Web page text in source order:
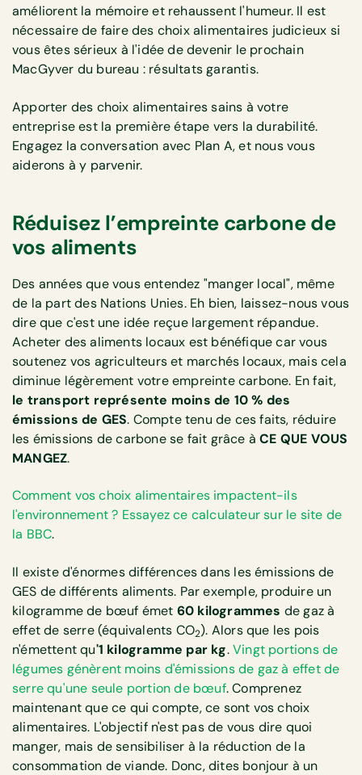
améliorent la mémoire et rehaussent l'humeur. Il est
nécessaire de faire des choix alimentaires judicieux si
vous êtes sérieux à l'idée de devenir le prochain
MacGyver du bureau : résultats garantis.
Apporter des choix alimentaires sains à votre
entreprise est la première étape vers la durabilité.
Engagez la conversation avec Plan A, et nous vous
aiderons à y parvenir.
Réduisez l’empreinte carbone de
vos aliments
Des années que vous entendez "manger local", même
de la part des Nations Unies. Eh bien, laissez-nous vous
dire que c'est une idée reçue largement répandue.
Acheter des aliments locaux est bénéfique car vous
soutenez vos agriculteurs et marchés locaux, mais cela
diminue légèrement votre empreinte carbone. En fait,
le transport représente moins de 10 % des
émissions de GES. Compte tenu de ces faits, réduire
les émissions de carbone se fait grâce àCE QUE VOUS
MANGEZ.
Comment vos choix alimentaires impactent-ils
l'environnement ? Essayez ce calculateur sur le site de
la BBC.
Il existe d'énormes différences dans les émissions de
GES de différents aliments. Par exemple, produire un
kilogramme de bœuf émet 60 kilogrammes de gaz à
effet de serre (équivalents CO2). Alors que les pois
n'émettent qu'1 kilogramme par kg.Vingt portions de
légumes génèrent moins d'émissions de gaz à effet de
serre qu'une seule portion de bœuf. Comprenez
maintenant que ce qui compte, ce sont vos choix
alimentaires. L'objectif n'est pas de vous dire quoi
manger, mais de sensibiliser à la réduction de la
consommation de viande. Donc, dites bonjour à un